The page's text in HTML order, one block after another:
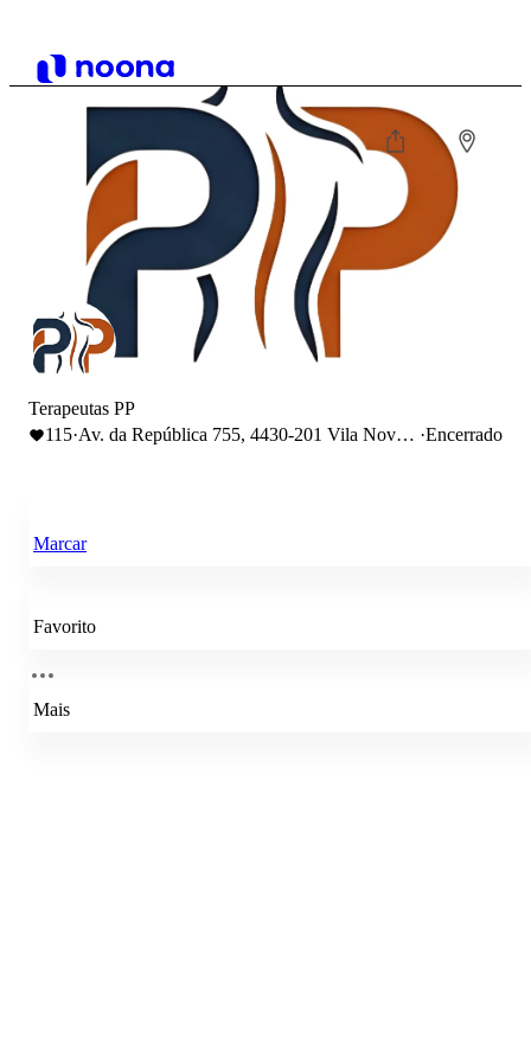
Terapeutas PP
115·Av. da República 755, 4430-201 Vila Nova
·Encerrado
Marcar
Favorito
Mais